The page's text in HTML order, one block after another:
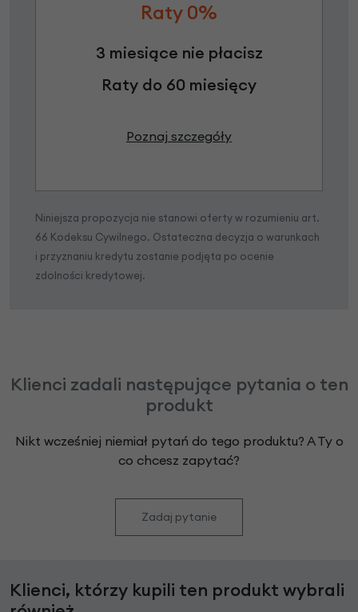
Raty 0%
3 miesiące nie płacisz
Raty do 60 miesięcy
Poznaj szczegóły
Niniejsza propozycja nie stanowi oferty w rozumieniu art.
66 Kodeksu Cywilnego. Ostateczna decyzja o warunkach
i przyznaniu kredytu zostanie podjęta po ocenie
zdolności kredytowej.
Klienci zadali następujące pytania o ten
produkt
Nikt wcześniej niemiał pytań do tego produktu? A Ty o
co chcesz zapytać?
Zadaj pytanie
Klienci, którzy kupili ten produkt wybrali